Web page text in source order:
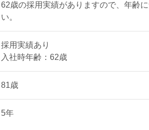
62歳の採用実績がありますので、年齢
い。
採用実績あり
入社時年齢：62歳
81歳
5年